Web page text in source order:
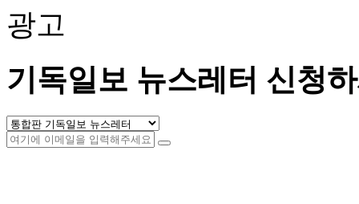
광고
기독일보 뉴스레터 신청